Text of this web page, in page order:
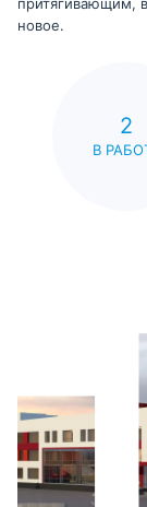
притягивающим,
новое.
2
В